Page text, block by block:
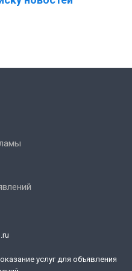
услуг для объявления